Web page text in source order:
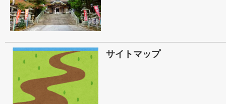
サイトマップ